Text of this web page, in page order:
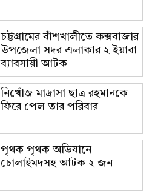
চট্টগ্রামের বাঁশখালীতে কক্সবাজার
উপজেলা সদর এলাকার ২ ইয়াবা
ব্যাবসায়ী আটক
নিখোঁজ মাদ্রাসা ছাত্র রহমানকে
ফিরে পেল তার পরিবার
পৃথক পৃথক অভিযানে
চোলাইমদসহ আটক ২ জন